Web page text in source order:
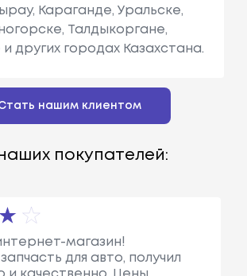
Караганде, Уральске,
Талдыкоргане,
других городах Казахстана.
нашим клиентом
покупателей:
магазин!
для авто, получил